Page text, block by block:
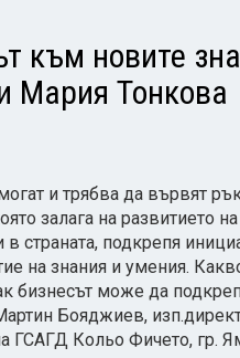
към новите
Мария Тонкова
и трябва да вървят
залага на развитието
страната, подкрепя
на знания и умения.
бизнесът може да
Бояджиев,
ГСАГД Кольо Фичето, гр.